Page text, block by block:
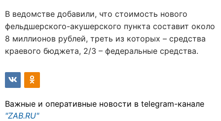
В ведомстве добавили, что стоимость нового
фельдшерского-акушерского пункта составит около
8 миллионов рублей, треть из которых – средства
краевого бюджета, 2/3 – федеральные средства.
Важные и оперативные новости в telegram-канале
"ZAB.RU"